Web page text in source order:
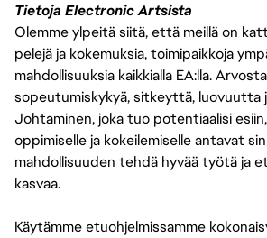
Tietoja Electronic Artsista
Olemme ylpeitä siitä, että meillä on
pelejä ja kokemuksia, toimipaikkoja
mahdollisuuksia kaikkialla EA:lla.
sopeutumiskykyä, sitkeyttä, luovuutta
Johtaminen, joka tuo potentiaalisi
oppimiselle ja kokeilemiselle antavat
mahdollisuuden tehdä hyvää työtä ja
kasvaa.
Käytämme etuohjelmissamme